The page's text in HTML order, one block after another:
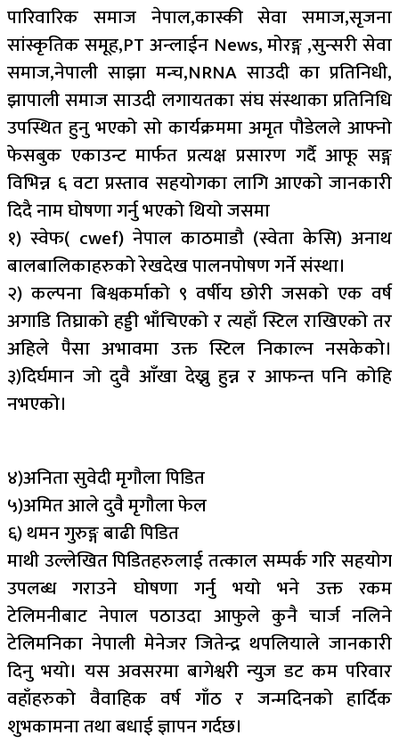
पारिवारिक समाज नेपाल,कास्की सेवा समाज,सृजना
सांस्कृतिक समूह,PT अन्लाईन News, मोरङ्ग ,सुन्सरी सेवा
समाज,नेपाली साझा मन्च,NRNA साउदी का प्रतिनिधी,
झापाली समाज साउदी लगायतका संघ संस्थाका प्रतिनिधि
उपस्थित हुनु भएको सो कार्यक्रममा अमृत पौडेलले आफ्नो
फेसबुक एकाउन्ट मार्फत प्रत्यक्ष प्रसारण गर्दै आफू सङ्ग
विभिन्न ६ वटा प्रस्ताव सहयोगका लागि आएको जानकारी
दिदै नाम घोषणा गर्नु भएको थियो जसमा
१) स्वेफ( cwef) नेपाल काठमाडौ (स्वेता केसि) अनाथ
बालबालिकाहरुको रेखदेख पालनपोषण गर्ने संस्था।
२) कल्पना बिश्वकर्माको ९ वर्षीय छोरी जसको एक वर्ष
अगाडि तिघ्राको हड्डी भाँचिएको र त्यहाँ स्टिल राखिएको तर
अहिले पैसा अभावमा उक्त स्टिल निकाल्न नसकेको।
३)दिर्घमान जो दुवै आँखा देख्नु हुन्न र आफन्त पनि कोहि
नभएको।
४)अनिता सुवेदी मृगौला पिडित
५)अमित आले दुवै मृगौला फेल
६) थमन गुरुङ्ग बाढी पिडित
माथी उल्लेखित पिडितहरुलाई तत्काल सम्पर्क गरि सहयोग
उपलब्ध गराउने घोषणा गर्नु भयो भने उक्त रकम
टेलिमनीबाट नेपाल पठाउदा आफुले कुनै चार्ज नलिने
टेलिमनिका नेपाली मेनेजर जितेन्द्र थपलियाले जानकारी
दिनु भयो। यस अवसरमा बागेश्वरी न्युज डट कम परिवार
वहाँहरुको वैवाहिक वर्ष गाँठ र जन्मदिनको हार्दिक
शुभकामना तथा बधाई ज्ञापन गर्दछ।